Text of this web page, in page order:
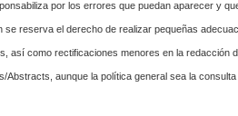
por los errores que puedan aparecer y
se reserva el derecho de realizar pequeñas
así como rectificaciones menores en la redacción
Abstracts, aunque la política general sea la